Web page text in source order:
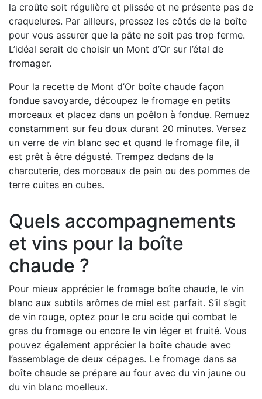
la croûte soit régulière et plissée et ne présente pas de
craquelures. Par ailleurs, pressez les côtés de la boîte
pour vous assurer que la pâte ne soit pas trop ferme.
L’idéal serait de choisir un Mont d’Or sur l’étal de
fromager.
Pour la recette de Mont d’Or boîte chaude façon
fondue savoyarde, découpez le fromage en petits
morceaux et placez dans un poêlon à fondue. Remuez
constamment sur feu doux durant 20 minutes. Versez
un verre de vin blanc sec et quand le fromage file, il
est prêt à être dégusté. Trempez dedans de la
charcuterie, des morceaux de pain ou des pommes de
terre cuites en cubes.
Quels accompagnements
et vins pour la boîte
chaude ?
Pour mieux apprécier le fromage boîte chaude, le vin
blanc aux subtils arômes de miel est parfait. S’il s’agit
de vin rouge, optez pour le cru acide qui combat le
gras du fromage ou encore le vin léger et fruité. Vous
pouvez également apprécier la boîte chaude avec
l’assemblage de deux cépages. Le fromage dans sa
boîte chaude se prépare au four avec du vin jaune ou
du vin blanc moelleux.